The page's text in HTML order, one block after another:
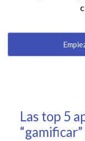
Las top 5